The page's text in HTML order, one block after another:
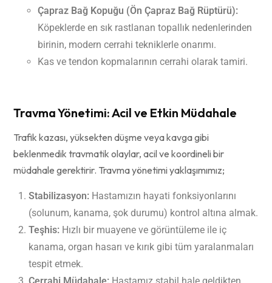
Çapraz Bağ Kopuğu (Ön Çapraz Bağ Rüptürü):
Köpeklerde en sık rastlanan topallık nedenlerinden
birinin, modern cerrahi tekniklerle onarımı.
Kas ve tendon kopmalarının cerrahi olarak tamiri.
Travma Yönetimi: Acil ve Etkin Müdahale
Trafik kazası, yüksekten düşme veya kavga gibi
beklenmedik travmatik olaylar, acil ve koordineli bir
müdahale gerektirir. Travma yönetimi yaklaşımımız;
Stabilizasyon: Hastamızın hayati fonksiyonlarını
(solunum, kanama, şok durumu) kontrol altına almak.
Teşhis: Hızlı bir muayene ve görüntüleme ile iç
kanama, organ hasarı ve kırık gibi tüm yaralanmaları
tespit etmek.
Cerrahi Müdahale: Hastamız stabil hale geldikten